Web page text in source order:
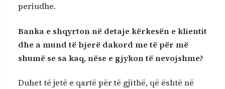
periudhe.
Banka e shqyrton në detaje kërkesën e klientit
dhe a mund të bjerë dakord me të për më
shumë se sa kaq, nëse e gjykon të nevojshme?
Duhet të jetë e qartë për të gjithë, që është në